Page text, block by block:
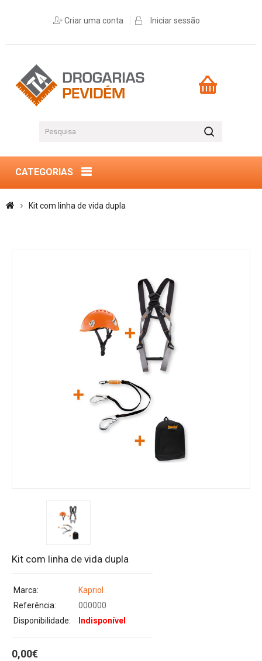
Criar uma conta Iniciar sessão
CATEGORIAS
Kit com linha de vida dupla
Kit com linha de vida dupla
Marca:
Kapriol
Referência:
000000
Disponibilidade:
Indisponível
0,00€